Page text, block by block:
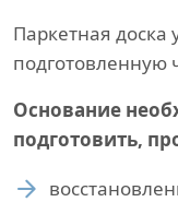
Паркетная доска
подготовленную
Основание
подготовить,